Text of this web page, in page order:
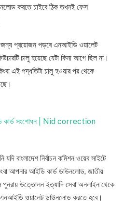
করতে চাইবে ঠিক তখনই ফেস
প্রয়োজন পড়বে এনআইডি ওয়ালেট
চালু হয়েছে যেটা কিনা আগে ছিল না।
এই পদ্ধতিটা চালু হওয়ার পর থেকে
কার্ড সংশোধন | Nid correction
বাংলাদেশ নির্বাচন কমিশন ওয়েব সাইটে
আপনার আইডি কার্ড ডাউনলোড, জাতীয়
পুনরায় উত্তোলন ইত্যাদি সেবা অনলাইন থেকে
ওয়ালেট ডাউনলোড করতে হবে।